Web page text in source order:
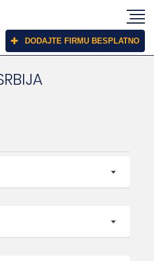
DODAJTE FIRMU BESPLATNO